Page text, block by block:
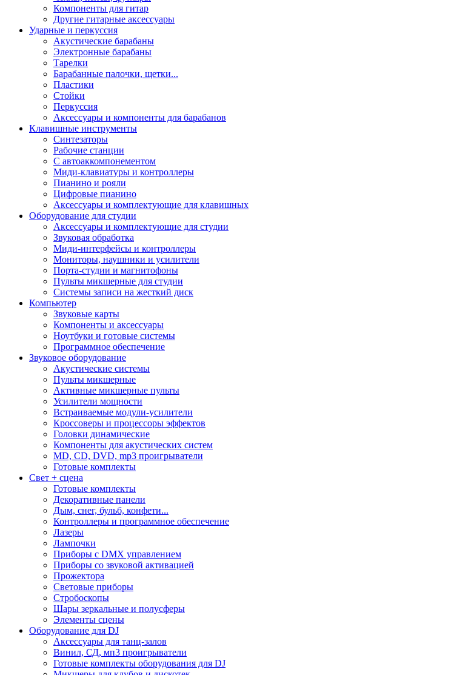
Компоненты для гитар
Другие гитарные аксессуары
Ударные и перкуссия
Акустические барабаны
Электронные барабаны
Тарелки
Барабанные палочки, щетки...
Пластики
Стойки
Перкуссия
Аксессуары и компоненты для барабанов
Клавишные инструменты
Синтезаторы
Рабочие станции
С автоаккомпонементом
Миди-клавиатуры и контроллеры
Пианино и рояли
Цифровые пианино
Аксессуары и комплектующие для клавишных
Оборудование для студии
Аксессуары и комплектующие для студии
Звуковая обработка
Миди-интерфейсы и контроллеры
Мониторы, наушники и усилители
Порта-студии и магнитофоны
Пульты микшерные для студии
Системы записи на жесткий диск
Компьютер
Звуковые карты
Компоненты и аксессуары
Ноутбуки и готовые системы
Программное обеспечение
Звуковое оборудование
Акустические системы
Пульты микшерные
Активные микшерные пульты
Усилители мощности
Встраиваемые модули-усилители
Кроссоверы и процессоры эффектов
Головки динамические
Компоненты для акустических систем
MD, CD, DVD, mp3 проигрыватели
Готовые комплекты
Свет + сцена
Готовые комплекты
Декоративные панели
Дым, снег, бульб, конфети...
Контроллеры и программное обеспечение
Лазеры
Лампочки
Приборы с DMX управлением
Приборы со звуковой активацией
Прожектора
Световые приборы
Стробоскопы
Шары зеркальные и полусферы
Элементы сцены
Оборудование для DJ
Аксессуары для танц-залов
Винил, СД, мп3 проигрыватели
Готовые комплекты оборудования для DJ